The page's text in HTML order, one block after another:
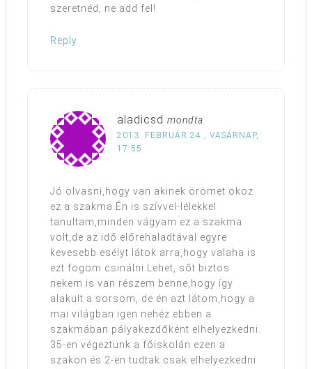
szeretnéd, ne add fel!
Reply
aladicsd mondta
2013. FEBRUÁR 24., VASÁRNAP,
17:55
Jó olvasni,hogy van akinek örömet okoz
ez a szakma.Én is szívvel-lélekkel
tanultam,minden vágyam ez a szakma
volt,de az idő előrehaladtával egyre
kevesebb esélyt látok arra,hogy valaha is
ezt fogom csinálni.Lehet, sőt biztos
nekem is van részem benne,hogy így
alakult a sorsom, de én azt látom,hogy a
mai világban igen nehéz ebben a
szakmában pályakezdőként elhelyezkedni.
35-en végeztünk a főiskolán ezen a
szakon és 2-en tudtak csak elhelyezkedni